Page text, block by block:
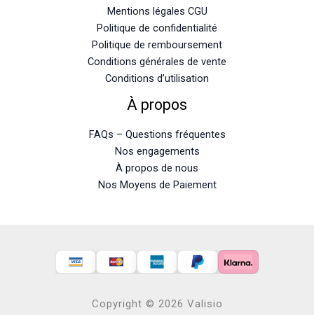
Mentions légales CGU
Politique de confidentialité
Politique de remboursement
Conditions générales de vente
Conditions d’utilisation
À propos
FAQs – Questions fréquentes
Nos engagements
À propos de nous
Nos Moyens de Paiement
Copyright © 2026 Valisio